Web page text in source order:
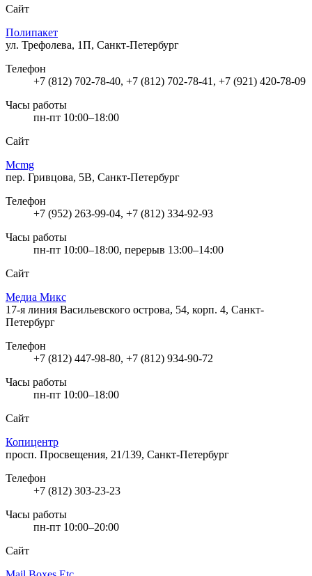
Сайт
Полипакет
ул. Трефолева, 1П, Санкт-Петербург
Телефон
+7 (812) 702-78-40, +7 (812) 702-78-41, +7 (921) 420-78-09
Часы работы
пн-пт 10:00–18:00
Сайт
Mcmg
пер. Гривцова, 5В, Санкт-Петербург
Телефон
+7 (952) 263-99-04, +7 (812) 334-92-93
Часы работы
пн-пт 10:00–18:00, перерыв 13:00–14:00
Сайт
Медиа Микс
17-я линия Васильевского острова, 54, корп. 4, Санкт-
Петербург
Телефон
+7 (812) 447-98-80, +7 (812) 934-90-72
Часы работы
пн-пт 10:00–18:00
Сайт
Копицентр
просп. Просвещения, 21/139, Санкт-Петербург
Телефон
+7 (812) 303-23-23
Часы работы
пн-пт 10:00–20:00
Сайт